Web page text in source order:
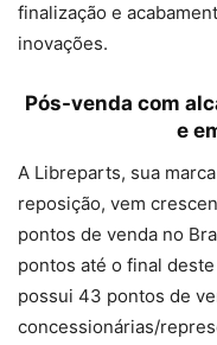
finalização e
inovações.
Pós-venda com
e
A Libreparts, sua
reposição, vem
pontos de venda no
pontos até o final
possui 43 pontos de
concessionárias/